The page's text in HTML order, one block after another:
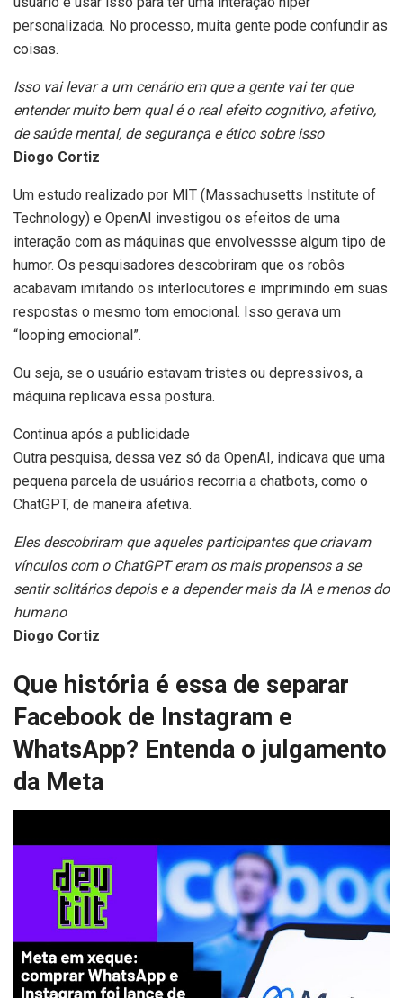
personalizada. No processo, muita gente pode confundir as
coisas.
Isso vai levar a um cenário em que a gente vai ter que
entender muito bem qual é o real efeito cognitivo, afetivo,
de saúde mental, de segurança e ético sobre isso
Diogo Cortiz
Um estudo realizado por MIT (Massachusetts Institute of
Technology) e OpenAI investigou os efeitos de uma
interação com as máquinas que envolvessse algum tipo de
humor. Os pesquisadores descobriram que os robôs
acabavam imitando os interlocutores e imprimindo em suas
respostas o mesmo tom emocional. Isso gerava um
“looping emocional”.
Ou seja, se o usuário estavam tristes ou depressivos, a
máquina replicava essa postura.
Continua após a publicidade
Outra pesquisa, dessa vez só da OpenAI, indicava que uma
pequena parcela de usuários recorria a chatbots, como o
ChatGPT, de maneira afetiva.
Eles descobriram que aqueles participantes que criavam
vínculos com o ChatGPT eram os mais propensos a se
sentir solitários depois e a depender mais da IA e menos do
humano
Diogo Cortiz
Que história é essa de separar
Facebook de Instagram e
WhatsApp? Entenda o julgamento
da Meta